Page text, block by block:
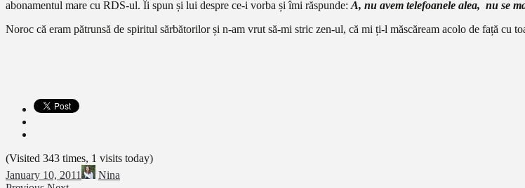
abonamentul mare cu RDS-ul. Îi spun și lui despre ce-i vorba și îmi răspunde: A, nu avem telefoanele alea, nu se
Noroc că eram pătrunsă de spiritul sărbătorilor și n-am vrut să-mi stric zen-ul, că mi ți-l măscăream acolo de față cu
(Visited 343 times, 1 visits today)
January 10, 2011
Nina